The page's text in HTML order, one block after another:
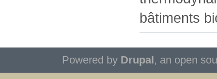
bâtiments
Powered by Drupal , an open